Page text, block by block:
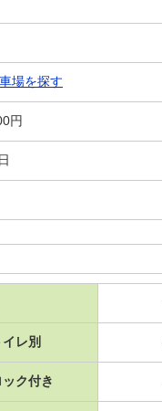
場を探す
円
レ別
ク付き